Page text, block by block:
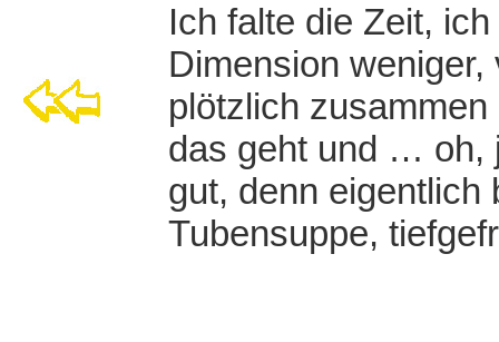
Ich falte die Zeit,
Dimension
plötzlich
das geht und … oh,
gut, denn eigentlich
Tubensuppe,